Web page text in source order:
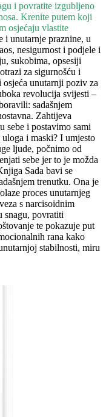
i povratite izgubljeno
Krenite putem koji
osjećaju vlastite
i unutarnje praznine, u
nesigurnost i podjele i
sukobima, opsesiji
za sigurnošću i
unutarnji poziv za
revolucija svijesti –
sadašnjem
Zahtijeva
sebe i postavimo sami
i maski? I umjesto
ljude, počnimo od
sebe jer to je možda
Sada bavi se
trenutku. Ona je
proces unutarnjeg
s narcisoidnim
snagu, povratiti
te pokazuje put
rana kako
stabilnosti, miru